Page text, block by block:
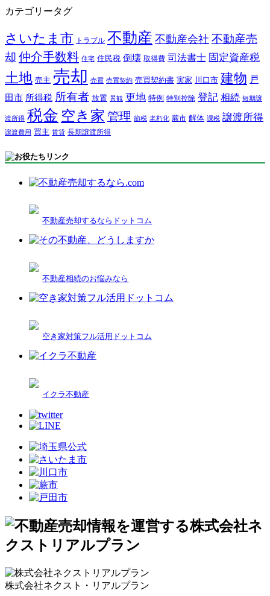
カテゴリータグ
さいたま市 トラブル 不動産 不動産会社 不動産売
却 仲介手数料 住宅 住民税 倒壊 取得費 司法書士 固定資産税
土地 売主 売却 売買 売買契約 売買契約書 実家 川口市 建物 戸
田市 所得税 所有者 放置 景観 更地 特例 特別控除 登記 相続 短期譲
渡所得 税金 空き家 管理 節税 老朽化 蕨市 解体 課税 譲渡所得
譲渡費用 買主 賃貸 長期譲渡所得
不動産売却するならドットコム
不動産相続のお悩みなら
空き家対策フル活用ドットコム
イクラ不動産
株式会社ネクスト・リアルプラン